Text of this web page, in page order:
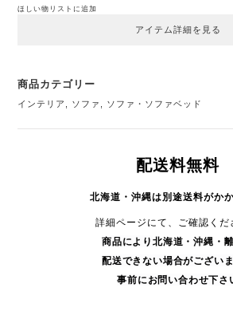
ほしい物リストに追加
アイテム詳細を見る
商品カテゴリー
インテリア ソファ ソファ・ソファベッド
配送料無料
北海道・沖縄は別途送料がか
詳細ページにて、ご確認くだ
商品により 北海道・沖縄・
配送できない場合がございま
事前にお問い合わせ下さ